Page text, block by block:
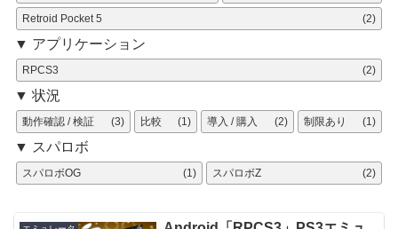
Retroid Pocket 5 (2)
▼ アプリケーション
RPCS3 (2)
▼ 状況
動作確認 / 検証 (3) 比較 (1) 導入 / 購入 (2) 制限あり (1)
▼ スパロボ
スパロボOG (1) スパロボZ (2)